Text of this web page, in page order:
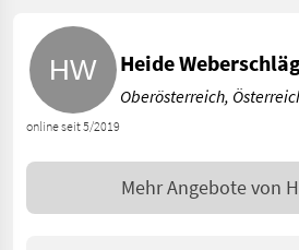
online seit 5/2019
Heide
Oberösterreich,
Mehr Angebote von